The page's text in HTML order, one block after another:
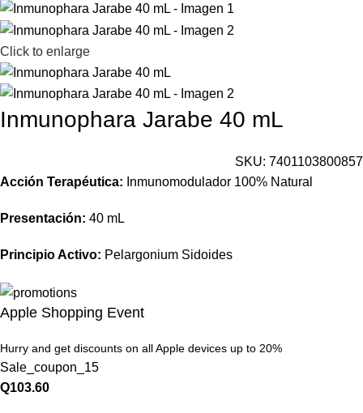
Click to enlarge
Inmunophara Jarabe 40 mL
SKU: 7401103800857
Acción Terapéutica: Inmunomodulador 100% Natural
Presentación: 40 mL
Principio Activo: Pelargonium Sidoides
Apple Shopping Event
Hurry and get discounts on all Apple devices up to 20%
Sale_coupon_15
Q103.60